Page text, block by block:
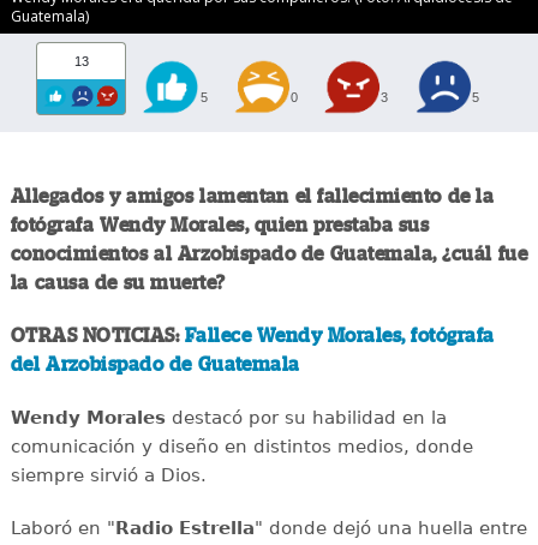
Guatemala)
13
5 0 3 5
Allegados y amigos lamentan el fallecimiento de la
fotógrafa Wendy Morales, quien prestaba sus
conocimientos al Arzobispado de Guatemala, ¿cuál fue
la causa de su muerte?
OTRAS NOTICIAS: Fallece Wendy Morales, fotógrafa
del Arzobispado de Guatemala
Wendy Moralesdestacó por su habilidad en la
comunicación y diseño en distintos medios, donde
siempre sirvió a Dios.
Laboró en "Radio Estrella" donde dejó una huella entre